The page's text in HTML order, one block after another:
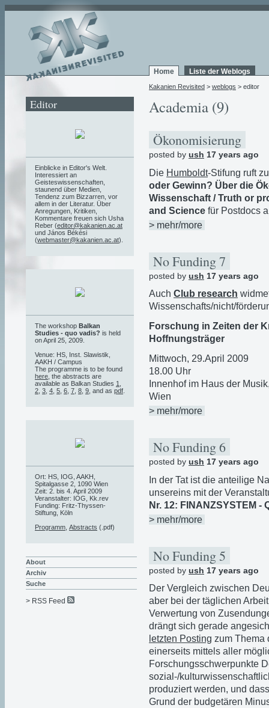
Home Liste der Weblogs
Kakanien Revisited > weblogs > editor
Academia (9)
Ökonomisierung
posted by ush 17 years ago
Die Humboldt-Stifung ruft
oder Gewinn? Über die
Wissenschaft / Truth or
and Science für Postdocs
> mehr/more
No Funding 7
posted by ush 17 years ago
Auch Club research
Wissenschafts/nicht/
Forschung in Zeiten der
Hoffnungsträger
Mittwoch, 29.April 2009
18.00 Uhr
Innenhof im Haus der
Wien
> mehr/more
No Funding 6
posted by ush 17 years ago
In der Tat ist die anteilige
unsereins mit der
Nr. 12: FINANZSYSTEM -
> mehr/more
No Funding 5
posted by ush 17 years ago
Der Vergleich zwischen
aber bei der täglichen
Verwertung von
drängt sich gerade
letzten Posting zum Thema
einerseits mittels aller
Forschungsschwerpunkte
sozial-/
produziert werden, und
Grund der budgetären
Editor
Einblicke in Editor's Welt.
Interessiert an
Geisteswissenschaften,
staunend über Medien,
Tendenz zum Bizzarren, vor
allem in der Literatur. Über
Anregungen, Kritiken,
Kommentare freuen sich Usha
Reber (editor@kakanien.ac.at
und János Békési
(webmaster@kakanien.ac.at).
The workshop Balkan
Studies - quo vadis? is held
on April 25, 2009.
Venue: HS, Inst. Slawistik,
AAKH / Campus
The programme is to be found
here , the abstracts are
available as Balkan Studies 1
2 3 4 5 6 7 8 9 , and as pdf
Ort: HS, IOG, AAKH,
Spitalgasse 2, 1090 Wien
Zeit: 2. bis 4. April 2009
Veranstalter: IOG, Kk.rev
Funding: Fritz-Thyssen-
Stiftung, Köln
Programm Abstracts (.pdf)
About
Archiv
Suche
> RSS Feed